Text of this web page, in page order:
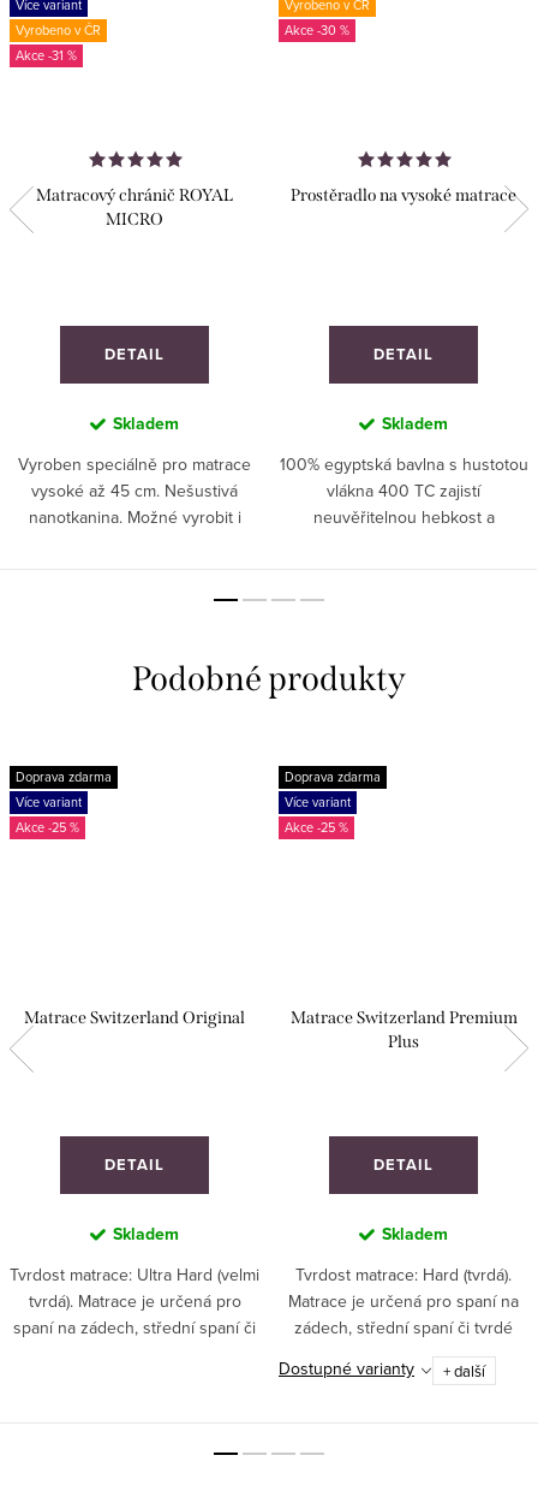
Více variant
Vyrobeno v ČR
-31 %
Matracový chránič ROYAL
MICRO
DETAIL
Skladem
Vyroben speciálně pro matrace
vysoké až 45 cm. Nešustivá
nanotkanina. Možné vyrobit i
Vyrobeno v ČR
-30 %
Prostěradlo na vysoké matrace
DETAIL
Skladem
100% egyptská bavlna s hustotou
vlákna 400 TC zajistí
neuvěřitelnou hebkost a
schopni ušít i atypický rozměr
Doprava zdarma
Více variant
-25 %
Matrace Switzerland Original
DETAIL
Skladem
Tvrdost matrace: Ultra Hard (velmi
tvrdá). Matrace je určená pro
spaní na zádech, střední spaní či
Doprava zdarma
Více variant
-25 %
Matrace Switzerland Premium
Plus
DETAIL
Skladem
Tvrdost matrace: Hard (tvrdá).
Matrace je určená pro spaní na
zádech, střední spaní či tvrdé
spaní. Doporučeno pro
sportovce a děti. Ideální pro
Dostupné varianty + další